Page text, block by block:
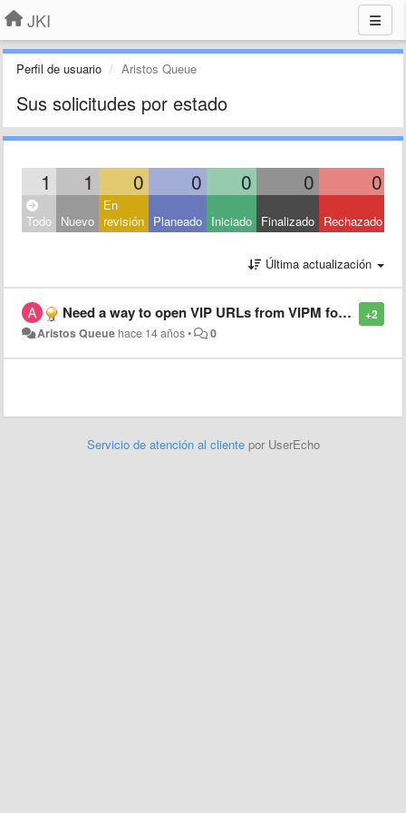
JKI
Perfil de usuario Aristos Queue
Sus solicitudes por estado
1 1 0 0 0 0 0
Todo Nuevo
En
revisión Planeado Iniciado Finalizado Rechazado
Última actualización
+2
Need a way to open VIP URLs from VIPM for Mac/Linux users
Aristos Queue hace 14 años• 0
Servicio de atención al cliente por UserEcho